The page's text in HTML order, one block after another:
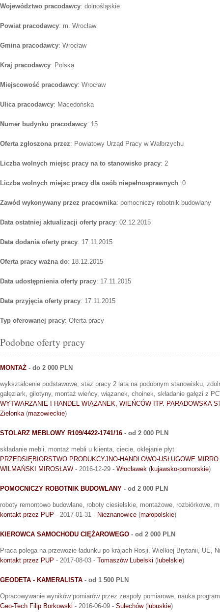
Województwo pracodawcy: dolnośląskie
Powiat pracodawcy: m. Wrocław
Gmina pracodawcy: Wrocław
Kraj pracodawcy: Polska
Miejscowość pracodawcy: Wrocław
Ulica pracodawcy: Macedońska
Numer budynku pracodawcy: 15
Oferta zgłoszona przez: Powiatowy Urząd Pracy w Wałbrzychu
Liczba wolnych miejsc pracy na to stanowisko pracy: 2
Liczba wolnych miejsc pracy dla osób niepełnosprawnych: 0
Zawód wykonywany przez pracownika: pomocniczy robotnik budowlany
Data ostatniej aktualizacji oferty pracy: 02.12.2015
Data dodania oferty pracy: 17.11.2015
Oferta pracy ważna do: 18.12.2015
Data udostępnienia oferty pracy: 17.11.2015
Data przyjęcia oferty pracy: 17.11.2015
Typ oferowanej pracy: Oferta pracy
Podobne oferty pracy
MONTAŻ - do 2 000 PLN
wykształcenie podstawowe, staz pracy 2 lata na podobnym stanowisku,
gałęziark, gilotyny, montaż wieńcy, wiązanek, choinek, składanie gałęzi z
WYTWARZANIE I HANDEL WIĄZANEK, WIEŃCÓW ITP. PARADOWSKA
Zielonka(mazowieckie)
STOLARZ MEBLOWY R109/4422-1741/16 - od 2 000 PLN
składanie mebli, montaż mebli u klienta, ciecie, oklejanie płyt
PRZEDSIĘBIORSTWO PRODUKCYJNO-HANDLOWO-USŁUGOWE
WILMAŃSKI MIROSŁAW - 2016-12-29 - Włocławek (kujawsko-pomorskie)
POMOCNICZY ROBOTNIK BUDOWLANY - od 2 000 PLN
roboty remontowo budowlane, roboty ciesielskie, montażowe, rozbiórkowe,
kontakt przez PUP - 2017-01-31 - Nieznanowice (małopolskie)
KIEROWCA SAMOCHODU CIĘŻAROWEGO - od 2 000 PLN
Praca polega na przewozie ładunku po krajach Rosji, Wielkiej Brytanii, UE,
kontakt przez PUP - 2017-08-03 - Tomaszów Lubelski ( lubelskie)
GEODETA - KAMERALISTA - od 1 500 PLN
Opracowywanie wyników pomiarów przez zespoły pomiarowe, nauka
Geo-Tech Filip Borkowski - 2016-06-09 - Sulechów( lubuskie)